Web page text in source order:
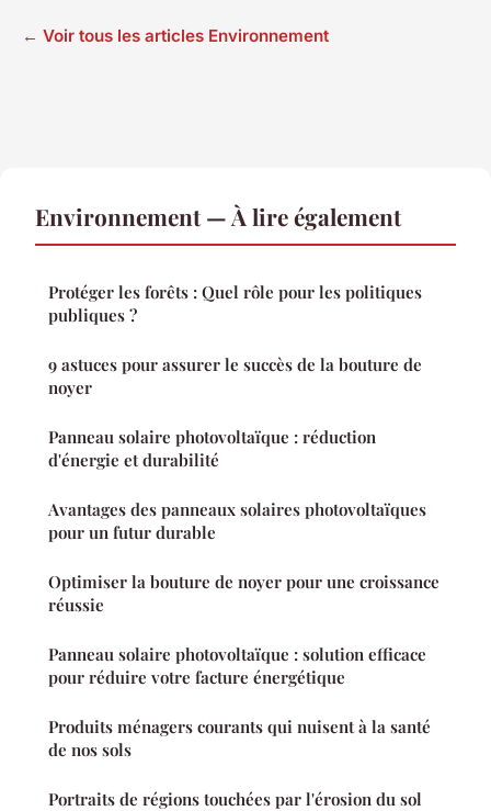
← Voir tous les articles Environnement
Environnement — À lire également
Protéger les forêts : Quel rôle pour les politiques
publiques ?
9 astuces pour assurer le succès de la bouture de
noyer
Panneau solaire photovoltaïque : réduction
d'énergie et durabilité
Avantages des panneaux solaires photovoltaïques
pour un futur durable
Optimiser la bouture de noyer pour une croissance
réussie
Panneau solaire photovoltaïque : solution efficace
pour réduire votre facture énergétique
Produits ménagers courants qui nuisent à la santé
de nos sols
Portraits de régions touchées par l'érosion du sol